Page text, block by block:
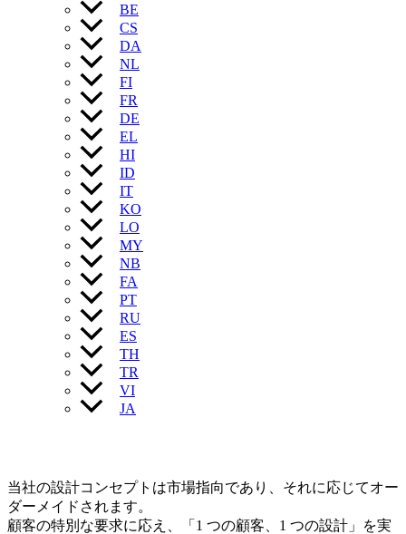
BE
CS
DA
NL
FI
FR
DE
EL
HI
ID
IT
KO
LO
MY
NB
FA
PT
RU
ES
TH
TR
VI
JA
当社の設計コンセプトは市場指向であり、それに応じてオー
ダーメイドされます。
顧客の特別な要求に応え、「1 つの顧客、1 つの設計」を実